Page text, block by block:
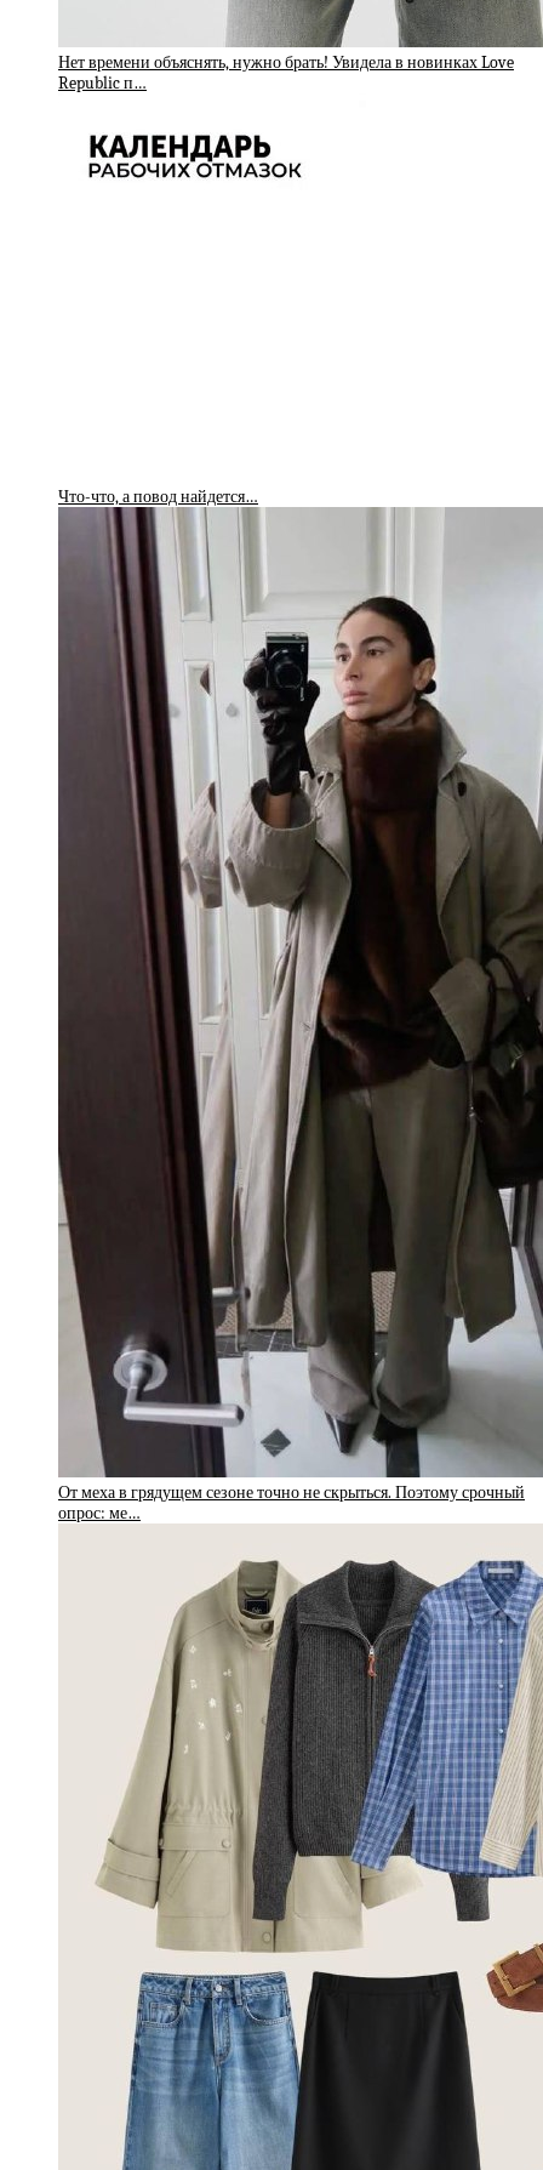
Нет времени объяснять, нужно брать! Увидела в новинках Love
Republic п…
Что-что, а повод найдется…
От меха в грядущем сезоне точно не скрыться. Поэтому срочный
опрос: ме…